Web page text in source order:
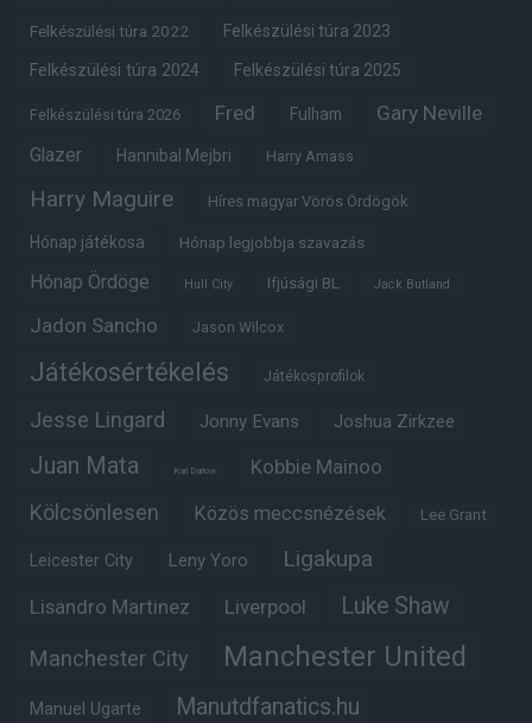
Felkészülési túra 2022 Felkészülési túra 2023
Felkészülési túra 2024 Felkészülési túra 2025
Felkészülési túra 2026 Fred Fulham Gary Neville
Glazer Hannibal Mejbri Harry Amass
Harry Maguire Híres magyar Vörös Ördögök
Hónap játékosa Hónap legjobbja szavazás
Hónap Ördöge Hull City Ifjúsági BL Jack Butland
Jadon Sancho Jason Wilcox
Játékosértékelés Játékosprofilok
Jesse Lingard Jonny Evans Joshua Zirkzee
Juan Mata Karl Darlow Kobbie Mainoo
Kölcsönlesen Közös meccsnézések Lee Grant
Leicester City Leny Yoro Ligakupa
Lisandro Martinez Liverpool Luke Shaw
Manchester City Manchester United
Manuel Ugarte Manutdfanatics.hu